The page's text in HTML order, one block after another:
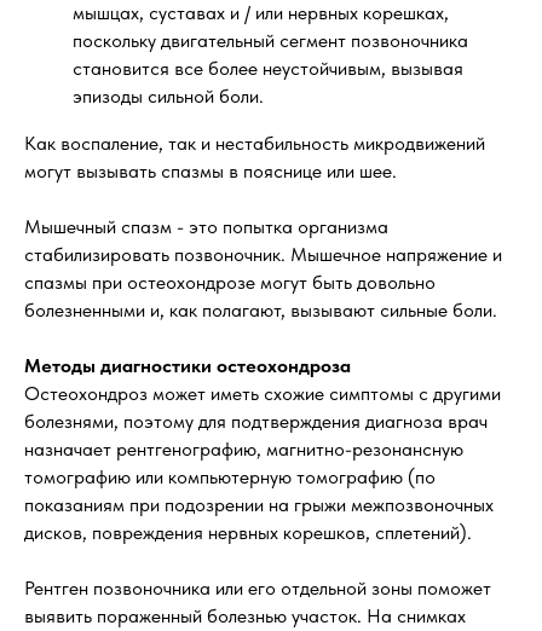
мышцах, суставах и / или нервных корешках,
поскольку двигательный сегмент позвоночника
становится все более неустойчивым, вызывая
эпизоды сильной боли.
Как воспаление, так и нестабильность микродвижений
могут вызывать спазмы в пояснице или шее.
Мышечный спазм - это попытка организма
стабилизировать позвоночник. Мышечное напряжение и
спазмы при остеохондрозе могут быть довольно
болезненными и, как полагают, вызывают сильные боли.
Методы диагностики остеохондроза
Остеохондроз может иметь схожие симптомы с другими
болезнями, поэтому для подтверждения диагноза врач
назначает рентгенографию, магнитно-резонансную
томографию или компьютерную томографию (по
показаниям при подозрении на грыжи межпозвоночных
дисков, повреждения нервных корешков, сплетений).
Рентген позвоночника или его отдельной зоны поможет
выявить пораженный болезнью участок. На снимках